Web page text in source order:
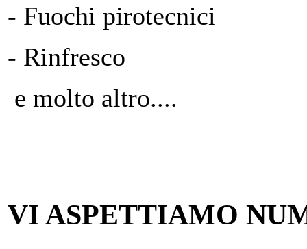
- Fuochi pirotecnici
- Rinfresco
e molto altro....
VI ASPETTIAMO